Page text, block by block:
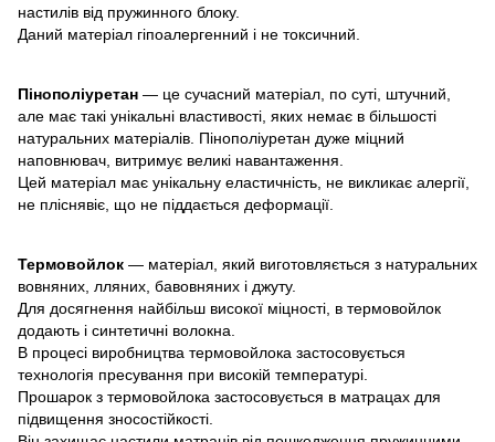
настилів від пружинного блоку.
Даний матеріал гіпоалергенний і не токсичний.
Пінополіуретан — це сучасний матеріал, по суті, штучний,
але має такі унікальні властивості, яких немає в більшості
натуральних матеріалів. Пінополіуретан дуже міцний
наповнювач, витримує великі навантаження.
Цей матеріал має унікальну еластичність, не викликає алергії,
не пліснявіє, що не піддається деформації.
Термовойлок — матеріал, який виготовляється з натуральних
вовняних, лляних, бавовняних і джуту.
Для досягнення найбільш високої міцності, в термовойлок
додають і синтетичні волокна.
В процесі виробництва термовойлока застосовується
технологія пресування при високій температурі.
Прошарок з термовойлока застосовується в матрацах для
підвищення зносостійкості.